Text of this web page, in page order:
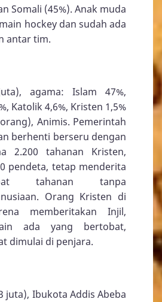
Somali (45%). Anak muda
hockey dan sudah ada
antar tim.
agama: Islam 47%,
Katolik 4,6%, Kristen 1,5%
Animis. Pemerintah
berhenti berseru dengan
2.200 tahanan Kristen,
pendeta, tetap menderita
tahanan tanpa
Orang Kristen di
memberitakan Injil,
ada yang bertobat,
dimulai di penjara.
juta), Ibukota Addis Abeba